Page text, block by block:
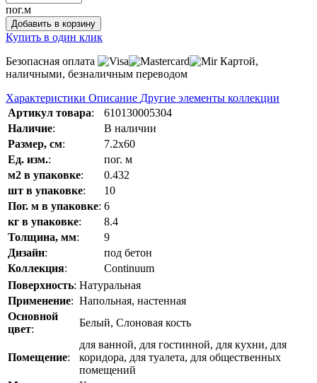
пог.м
Добавить в корзину
Купить в один клик
Безопасная оплата
Картой,
наличными, безналичным переводом
Характеристики Описание Другие элементы коллекции
Артикул товара:
610130005304
Наличие:
В наличии
Размер, см:
7.2x60
Ед. изм.:
пог. м
м2 в упаковке:
0.432
шт в упаковке:
10
Пог. м в упаковке: 6
кг в упаковке:
8.4
Толщина, мм:
9
Дизайн:
под бетон
Коллекция:
Continuum
Поверхность: Натуральная
Применение: Напольная, настенная
Основной
цвет:
Белый, Слоновая кость
Помещение:
для ванной, для гостинной, для кухни, для
коридора, для туалета, для общественных
помещений